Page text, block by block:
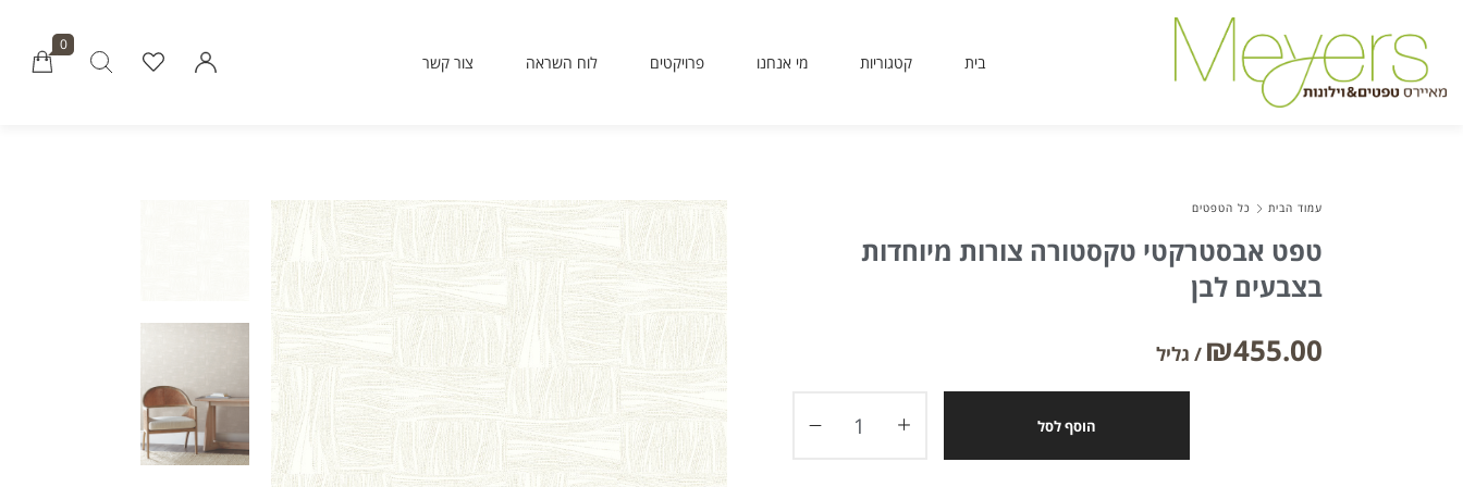
even hire freelancers. With an industry-leading
marketplace paired with an unlimited
subscription service, Envato helps creatives
like you get projects done faster.
About Envato
Careers
Community
בית קטגוריות מי אנחנו פרויקטים לוח השראה צור קשר
0
עמוד הבית כל הטפטים
טפט אבסטרקטי טקסטורה צורות מיוחדות
בצבעים לבן
₪455.00
הוסף לסל